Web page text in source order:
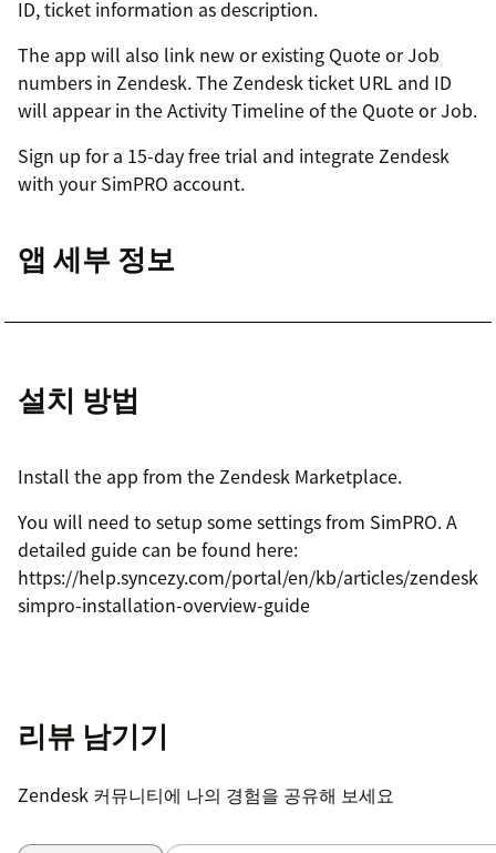
ID, ticket information as description.
The app will also link new or existing Quote or Job
numbers in Zendesk. The Zendesk ticket URL and ID
will appear in the Activity Timeline of the Quote or Job.
Sign up for a 15-day free trial and integrate Zendesk
with your SimPRO account.
앱 세부 정보
설치 방법
Install the app from the Zendesk Marketplace.
You will need to setup some settings from SimPRO. A
detailed guide can be found here:
https://help.syncezy.com/portal/en/kb/articles/zendesk-
simpro-installation-overview-guide
리뷰 남기기
Zendesk 커뮤니티에 나의 경험을 공유해 보세요